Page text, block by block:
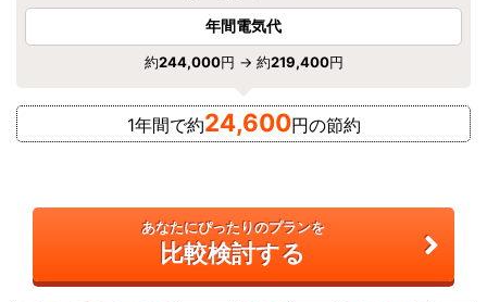
年間電気代
約244,000円 → 約219,400円
1年間で約24,600円の節約
あなたにぴったりのプランを
比較検討する